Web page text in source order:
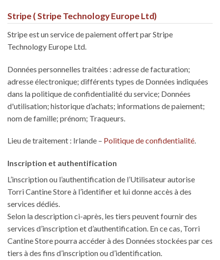
Stripe ( Stripe Technology Europe Ltd)
Stripe est un service de paiement offert par Stripe
Technology Europe Ltd.
Données personnelles traitées : adresse de facturation;
adresse électronique; différents types de Données indiquées
dans la politique de confidentialité du service; Données
d'utilisation; historique d’achats; informations de paiement;
nom de famille; prénom; Traqueurs.
Lieu de traitement : Irlande – Politique de confidentialité.
Inscription et authentification
L’inscription ou l’authentification de l’Utilisateur autorise
Torri Cantine Store à l’identifier et lui donne accès à des
services dédiés.
Selon la description ci-après, les tiers peuvent fournir des
services d’inscription et d’authentification. En ce cas, Torri
Cantine Store pourra accéder à des Données stockées par ces
tiers à des fins d’inscription ou d’identification.